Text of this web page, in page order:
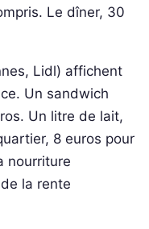
Le dîner, 30
Lidl) affichent
Un sandwich
Un litre de lait,
8 euros pour
nourriture
la rente